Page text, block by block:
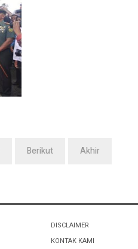
Berikut Akhir
DISCLAIMER
KONTAK KAMI